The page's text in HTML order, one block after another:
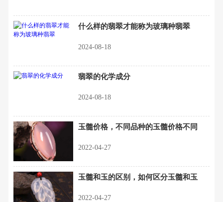
什么样的翡翠才能称为玻璃种翡翠
2024-08-18
翡翠的化学成分
2024-08-18
玉髓价格，不同品种的玉髓价格不同
2022-04-27
玉髓和玉的区别，如何区分玉髓和玉
2022-04-27